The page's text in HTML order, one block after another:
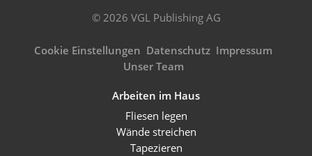
© 2026 VGL Publishing AG
Cookie Einstellungen Datenschutz Impressum
Unser Team
Arbeiten im Haus
Fliesen legen
Wände streichen
Tapezieren